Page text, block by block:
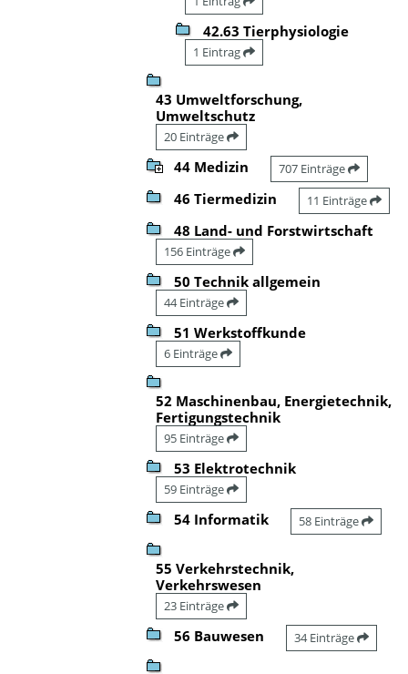
42.63 Tierphysiologie
1 Eintrag
43 Umweltforschung,
Umweltschutz
20 Einträge
44 Medizin 707 Einträge
46 Tiermedizin 11 Einträge
48 Land- und Forstwirtschaft
156 Einträge
50 Technik allgemein
44 Einträge
51 Werkstoffkunde
6 Einträge
52 Maschinenbau, Energietechnik,
Fertigungstechnik
95 Einträge
53 Elektrotechnik
59 Einträge
54 Informatik 58 Einträge
55 Verkehrstechnik,
Verkehrswesen
23 Einträge
56 Bauwesen 34 Einträge